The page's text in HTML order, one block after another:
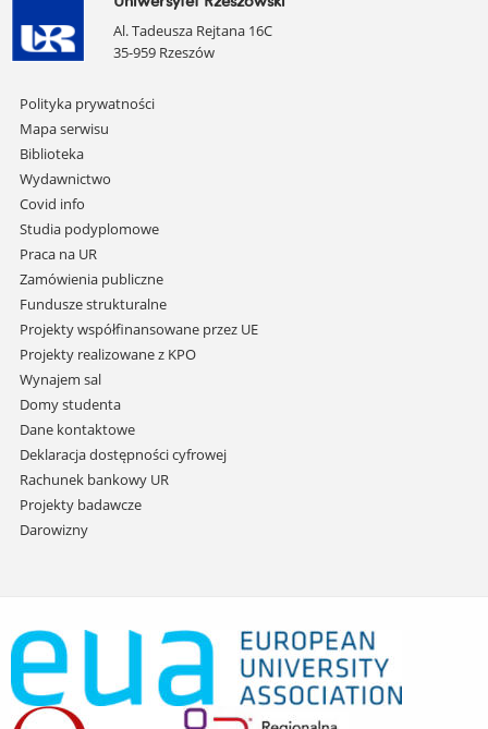
Al. Tadeusza Rejtana 16C
35-959 Rzeszów
Pomiń
nawigację
i
przejdź
do
treści
Polityka prywatności
Mapa serwisu
Biblioteka
Wydawnictwo
Covid info
Studia podyplomowe
Praca na UR
Zamówienia publiczne
Fundusze strukturalne
Projekty współfinansowane przez UE
Projekty realizowane z KPO
Wynajem sal
Domy studenta
Dane kontaktowe
Deklaracja dostępności cyfrowej
Rachunek bankowy UR
Projekty badawcze
Darowizny